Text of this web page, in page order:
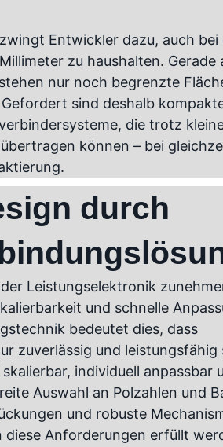
Entwickler dazu, auch bei
zu haushalten. Gerade
nur noch begrenzte
sind deshalb
die trotz
können – bei
durch
Leistungselektronik
und schnelle
bedeutet dies, dass
zuverlässig und leistungsfähig
individuell anpassbar
Auswahl an Polzahlen und
und robuste
Anforderungen erfüllt